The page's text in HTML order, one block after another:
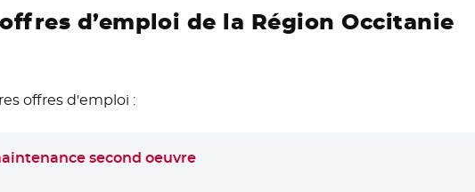
d’emploi de la Région Occitanie
offres d'emploi :
second oeuvre